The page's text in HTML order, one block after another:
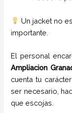
Un jacket no
importante.
El personal
Ampliacion
cuenta tu
ser necesario,
que escojas.